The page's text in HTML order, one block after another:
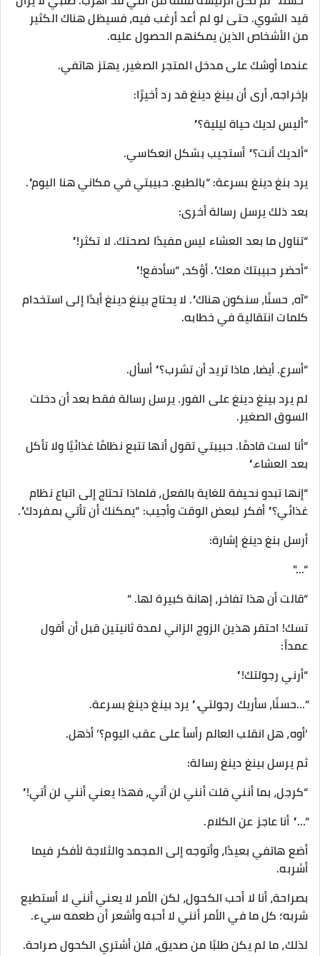
قيد الشوي. حتى لو لم أعد أرغب فيه، فسيظل هناك الكثير
من الأشخاص الذين يمكنهم الحصول عليه.
عندما أوشك على مدخل المتجر الصغير، يهتز هاتفي.
بإخراجه، أرى أن بينغ دينغ قد رد أخيرًا:
“أليس لديك حياة ليلية؟”
“ألديك أنت؟” أستجيب بشكل انعكاسي.
يرد بنغ دينغ بسرعة: “بالطبع. حبيبتي في مكاني هنا اليوم”.
بعد ذلك يرسل رسالة أخرى:
“تناول ما بعد العشاء ليس مفيدًا لصحتك. لا تكثر!”
“أحضر حبيبتك معك”. أؤكد، “سأدفع!”
“آه، حسنًا، سنكون هناك”. لا يحتاج بينغ دينغ أبدًا إلى استخدام
كلمات انتقالية في خطابه.
“أسرع. أيضا، ماذا تريد أن تشرب؟” أسأل.
لم يرد بينغ دينغ على الفور. يرسل رسالة فقط بعد أن دخلت
السوق الصغير.
“أنا لست قادمًا. حبيبتي تقول أنها تتبع نظامًا غذائيًا ولا تأكل
بعد العشاء.”
“إنها تبدو نحيفة للغاية بالفعل، فلماذا تحتاج إلى اتباع نظام
غذائي؟” أفكر لبعض الوقت وأجيب: “يمكنك أن تأتي بمفردك”.
أرسل بنغ دينغ إشارة:
“…"
“قالت أن هذا تفاخر، إهانة كبيرة لها. “
تسك! احتقر هذين الزوج الزاني لمدة ثانيتين قبل أن أقول
عمداً:
“أرني رجولتك!”
“…حسنًا، سأريك رجولتي.” يرد بينغ دينغ بسرعة.
‘أوه، هل انقلب العالم رأساً على عقب اليوم؟’ أذهل.
ثم يرسل بينغ دينغ رسالة:
“كرجل، بما أنني قلت أنني لن أتي، فهذا يعني أنني لن أتي!”
“…” أنا عاجز عن الكلام.
أضع هاتفي بعيدًا، وأتوجه إلى المجمد والثلاجة لأفكر فيما
أشربه.
بصراحة، أنا لا أحب الكحول، لكن الأمر لا يعني أنني لا أستطيع
شربه؛ كل ما في الأمر أنني لا أحبه وأشعر أن طعمه سيء.
لذلك، ما لم يكن طلبًا من صديق، فلن أشتري الكحول صراحة.